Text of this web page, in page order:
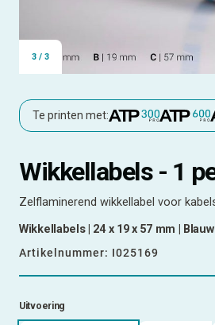
3 / 3
Te printen met:
Wikkellabels - 1
Zelflaminerend wikkellabel voor
Wikkellabels | 24 x 19 x 57 mm |
Artikelnummer: I025169
Uitvoering